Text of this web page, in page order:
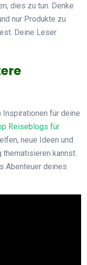
dies zu tun. Denke
nur Produkte zu
Deine Leser
Inspirationen für deine
Reiseblogs für
neue Ideen und
kannst.
Abenteuer deines